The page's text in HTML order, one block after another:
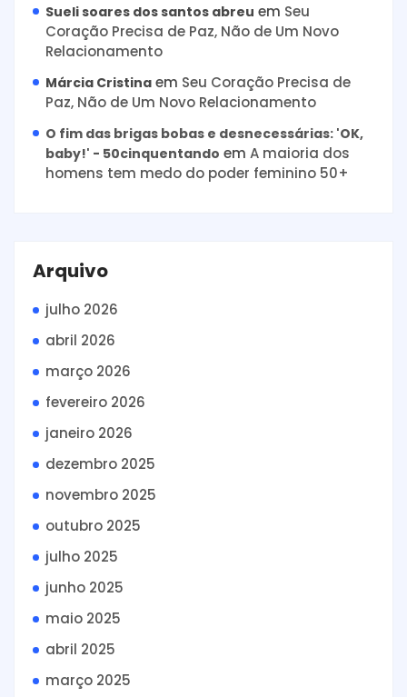
Sueli soares dos santos abreu em Seu
Coração Precisa de Paz, Não de Um Novo
Relacionamento
Márcia Cristina em Seu Coração Precisa de
Paz, Não de Um Novo Relacionamento
O fim das brigas bobas e desnecessárias: 'OK,
baby!' - 50cinquentando em A maioria dos
homens tem medo do poder feminino 50+
Arquivo
julho 2026
abril 2026
março 2026
fevereiro 2026
janeiro 2026
dezembro 2025
novembro 2025
outubro 2025
julho 2025
junho 2025
maio 2025
abril 2025
março 2025